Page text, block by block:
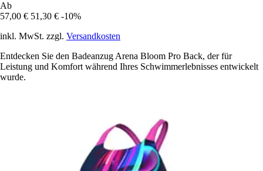
Ab
57,00 € 51,30 € -10%
inkl. MwSt. zzgl. Versandkosten
Entdecken Sie den Badeanzug Arena Bloom Pro Back, der für
Leistung und Komfort während Ihres Schwimmerlebnisses entwickelt
wurde.